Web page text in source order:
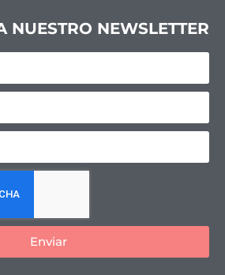
NUESTRO NEWSLETTER
Enviar